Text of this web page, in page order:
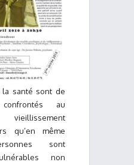
santé sont de
au
qu’en même
sont
non